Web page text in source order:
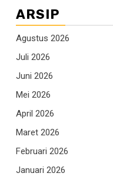
ARSIP
Agustus 2026
Juli 2026
Juni 2026
Mei 2026
April 2026
Maret 2026
Februari 2026
Januari 2026